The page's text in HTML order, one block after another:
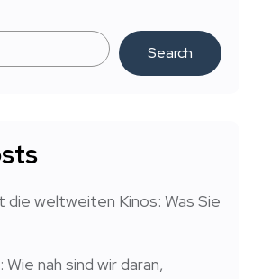
Search
die weltweiten Kinos: Was Sie
nah sind wir daran,